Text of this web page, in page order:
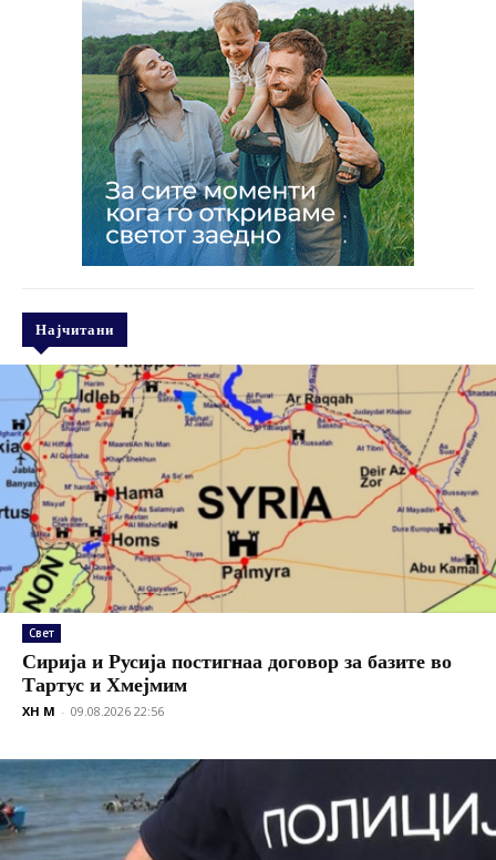
Најчитани
Свет
Сирија и Русија постигнаа договор за базите во
Тартус и Хмејмим
XH M - 09.08.2026 22:56